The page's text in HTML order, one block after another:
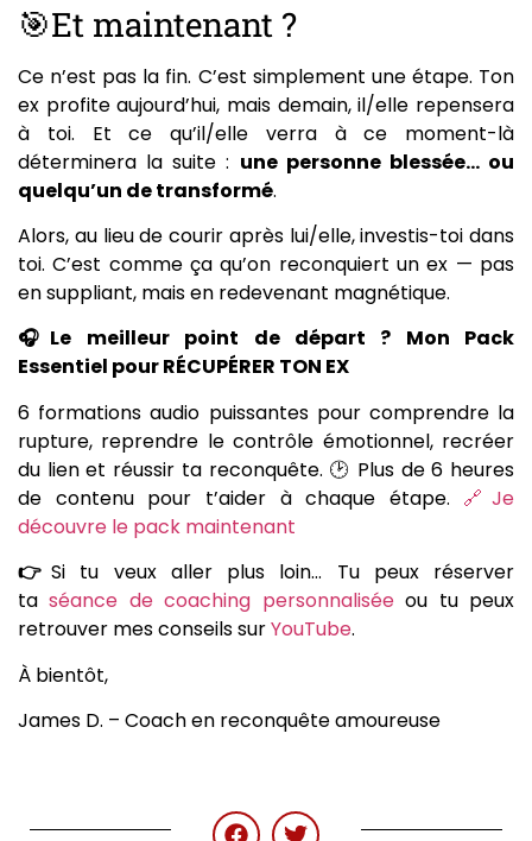
🎯Et maintenant ?
Ce n’est pas la fin. C’est simplement une étape. Ton
ex profite aujourd’hui, mais demain, il/elle repensera
à toi. Et ce qu’il/elle verra à ce moment-là
déterminera la suite : une personne blessée… ou
quelqu’un de transformé.
Alors, au lieu de courir après lui/elle, investis-toi dans
toi. C’est comme ça qu’on reconquiert un ex — pas
en suppliant, mais en redevenant magnétique.
🎧Le meilleur point de départ ? Mon Pack
Essentiel pour RÉCUPÉRER TON EX
6 formations audio puissantes pour comprendre la
rupture, reprendre le contrôle émotionnel, recréer
du lien et réussir ta reconquête. 🕑 Plus de 6 heures
de contenu pour t’aider à chaque étape. 🔗Je
découvre le pack maintenant
👉Si tu veux aller plus loin… Tu peux réserver
taséance de coaching personnaliséeou tu peux
retrouver mes conseils surYouTube.
À bientôt,
James D. – Coach en reconquête amoureuse